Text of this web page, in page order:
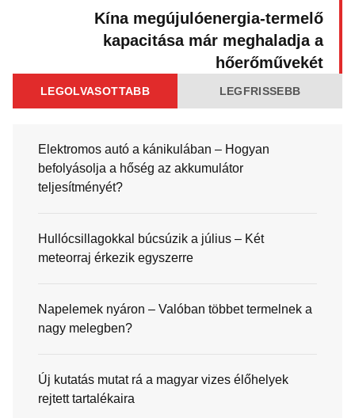
Kína megújulóenergia-termelő
kapacitása már meghaladja a
hőerőművekét
LEGOLVASOTTABB LEGFRISSEBB
Elektromos autó a kánikulában – Hogyan
befolyásolja a hőség az akkumulátor
teljesítményét?
Hullócsillagokkal búcsúzik a július – Két
meteorraj érkezik egyszerre
Napelemek nyáron – Valóban többet termelnek a
nagy melegben?
Új kutatás mutat rá a magyar vizes élőhelyek
rejtett tartalékaira